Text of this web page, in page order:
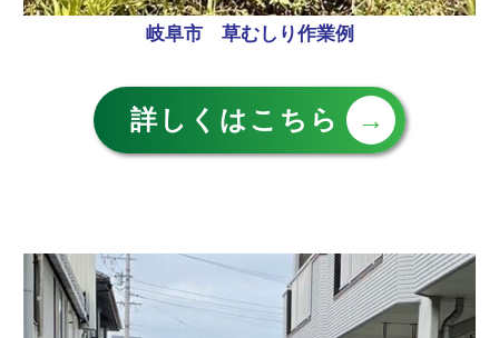
岐阜市 草むしり作業例
詳しくはこちら→